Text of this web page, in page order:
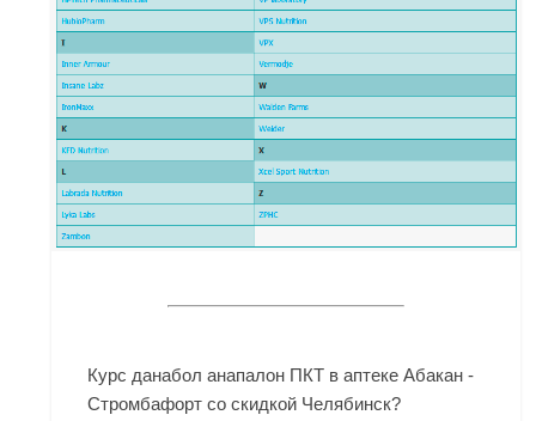
Курс данабол анапалон ПКТ в аптеке Абакан -
Стромбафорт со скидкой Челябинск?